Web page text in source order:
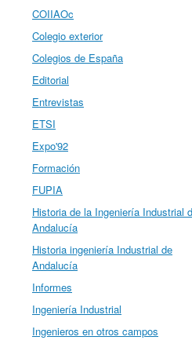
COIIAOc
Colegio exterior
Colegios de España
Editorial
Entrevistas
ETSI
Expo'92
Formación
FUPIA
Historia de la Ingeniería Industrial
Andalucía
Historia ingeniería Industrial de
Andalucía
Informes
Ingeniería Industrial
Ingenieros en otros campos